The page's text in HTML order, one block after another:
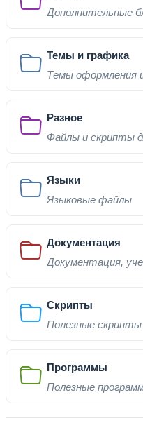
Дополнительные
Темы и графика
Темы оформления
Разное
Файлы и скрипты
Языки
Языковые файлы
Документация
Документация,
Скрипты
Полезные скрипты
Программы
Полезные